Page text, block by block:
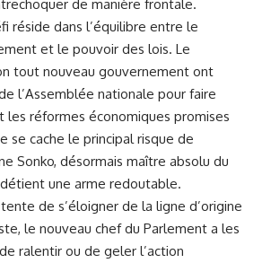
de manière frontale.
réside dans l’équilibre entre le
et le pouvoir des lois. Le
tout nouveau gouvernement ont
l’Assemblée nationale pour faire
réformes économiques promises
se cache le principal risque de
Sonko, désormais maître absolu du
une arme redoutable.
de s’éloigner de la ligne d’origine
le nouveau chef du Parlement a les
ralentir ou de geler l’action